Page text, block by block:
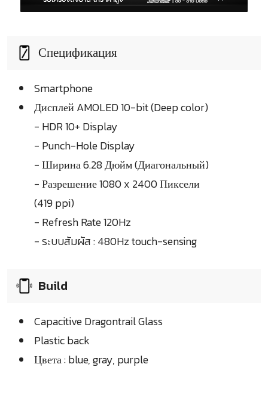
Спецификация
Smartphone
Дисплей AMOLED 10-bit (Deep color)
- HDR 10+ Display
- Punch-Hole Display
- Ширина 6.28 Дюйм (Диагональный)
- Разрешение 1080 x 2400 Пиксели
(419 ppi)
- Refresh Rate 120Hz
- ระบบสัมผัส : 480Hz touch-sensing
Build
Capacitive Dragontrail Glass
Plastic back
Цвета : blue, gray, purple